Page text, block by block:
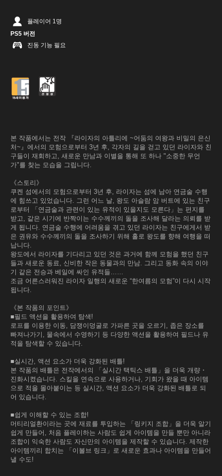
플레이어 1명
PS5 버전
진동 기능 필요
본 작품에서는 전작 『라이자의 아틀리에 ~어둠의 여왕과 비밀의 은신
처~』에서의 모험으로부터 3년 후, 각자의 길을 걷고 있던 라이자와 친
구들이 재회하고, 새로운 만남과 이별을 통해 또 하나 "소중한 무언
가"를 찾는 모습을 그립니다.
《스토리》
쿠켄 섬에서의 모험으로부터 3년 후, 라이자는 섬에 남아 연금술 수행
에 힘쓰고 있었습니다. 그런 어느 날, 왕도 아슬람 암 버트에 있는 친구
로부터 「연금술과 관련이 있는 유적이 있을지도 모른다」는 편지를
받고, 같은 시기에 반짝이는 수수께끼의 돌을 조사해 달라는 의뢰를 받
게 됩니다. 연금술 수행에 어려움을 겪고 있던 라이자는 친구에게서 받
은 권유와 수수께끼의 돌을 조사하기 위해 홀로 왕도를 향해 여행을 떠
납니다.
왕도에서 라이자를 기다리고 있던 것은 과거에 함께 모험을 했던 친구
들과 새로운 동료, 신비한 작은 동물과의 만남. 그리고 동화 속의 이야
기 같은 전승과 베일에 싸인 유적들……
조금 어른스러워진 라이자 일행의 새로운 “한여름의 모험”이 다시 시작
됩니다.
《본 작품의 포인트》
■필드 액션을 활용하여 탐색!
로프를 이용한 이동, 담쟁이덩굴로 가파른 곳을 오르기, 좁은 장소를
빠져나가기, 물속에서 수영하기 등 다양한 액션을 활용하여 필드나 유
적을 탐색할 수 있습니다.
■실시간, 액션 요소가 더욱 강화된 배틀!
본 작품의 배틀은 전작에서의 「실시간 택틱스 배틀」을 더욱 개량・
진화시켰습니다. 스킬을 연속으로 사용하거나, 기회가 왔을 때 아이템
으로 적을 몰아붙이는 등 실시간, 액션 요소가 더욱 강화된 배틀로 되
어 있습니다.
■쉽게 이해할 수 있는 조합!
머티리얼환이라는 곳에 재료를 투입하는 「링키지 조합」을 더욱 알기
쉽게 만들어, 처음 플레이하는 사람도 쉽게 아이템을 만들 뿐만 아니라
조합이 익숙한 사람도 자신만의 아이템을 제작할 수 있습니다. 제작한
아이템끼리 합치는 「이볼브 링크」로 새로운 효과나 아이템을 만들어
낼 수도!